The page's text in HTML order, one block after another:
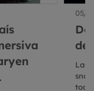
05/
Las
toda